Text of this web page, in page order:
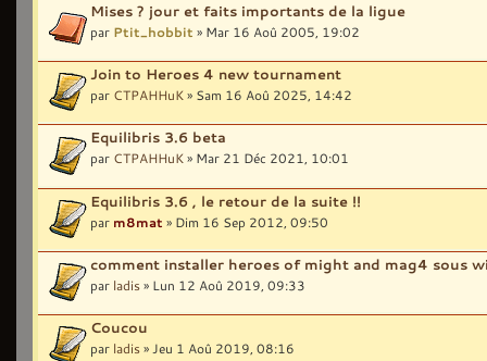
Mises ? jour et faits importants de la ligue
par Ptit_hobbit » Mar 16 Aoû 2005, 19:02
Join to Heroes 4 new tournament
par CTPAHHuK» Sam 16 Aoû 2025, 14:42
Equilibris 3.6 beta
par CTPAHHuK» Mar 21 Déc 2021, 10:01
Equilibris 3.6 , le retour de la suite !!
par m8mat » Dim 16 Sep 2012, 09:50
comment installer heroes of might and mag4 sous
par ladis» Lun 12 Aoû 2019, 09:33
Coucou
par ladis» Jeu 1 Aoû 2019, 08:16